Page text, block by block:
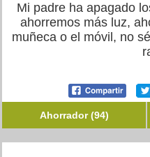
Mi padre ha apagado
ahorremos más luz,
muñeca o el móvil, no
Ahorrador (94)